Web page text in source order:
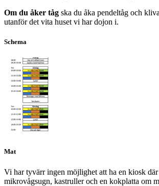
Om du åker tåg ska du åka pendeltåg och
utanför det vita huset vi har dojon i.
Schema
Mat
Vi har tyvärr ingen möjlighet att ha en kiosk
mikrovågsugn, kastruller och en kokplatta om